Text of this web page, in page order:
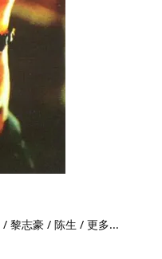
黎志豪 / 陈生 / 更多...